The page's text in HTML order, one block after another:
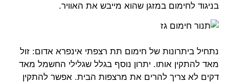
בניגוד לחימום במזגן שהוא מייבש את האוויר.
נתחיל ביתרונות של חימום תת רצפתי אינפרא אדום: זול
מאד להתקין אותו. יתרון נוסף בגלל שגלילי החשמל מאד
דקים לא צריך להרים את מרצפות הבית. אפשר להתקין